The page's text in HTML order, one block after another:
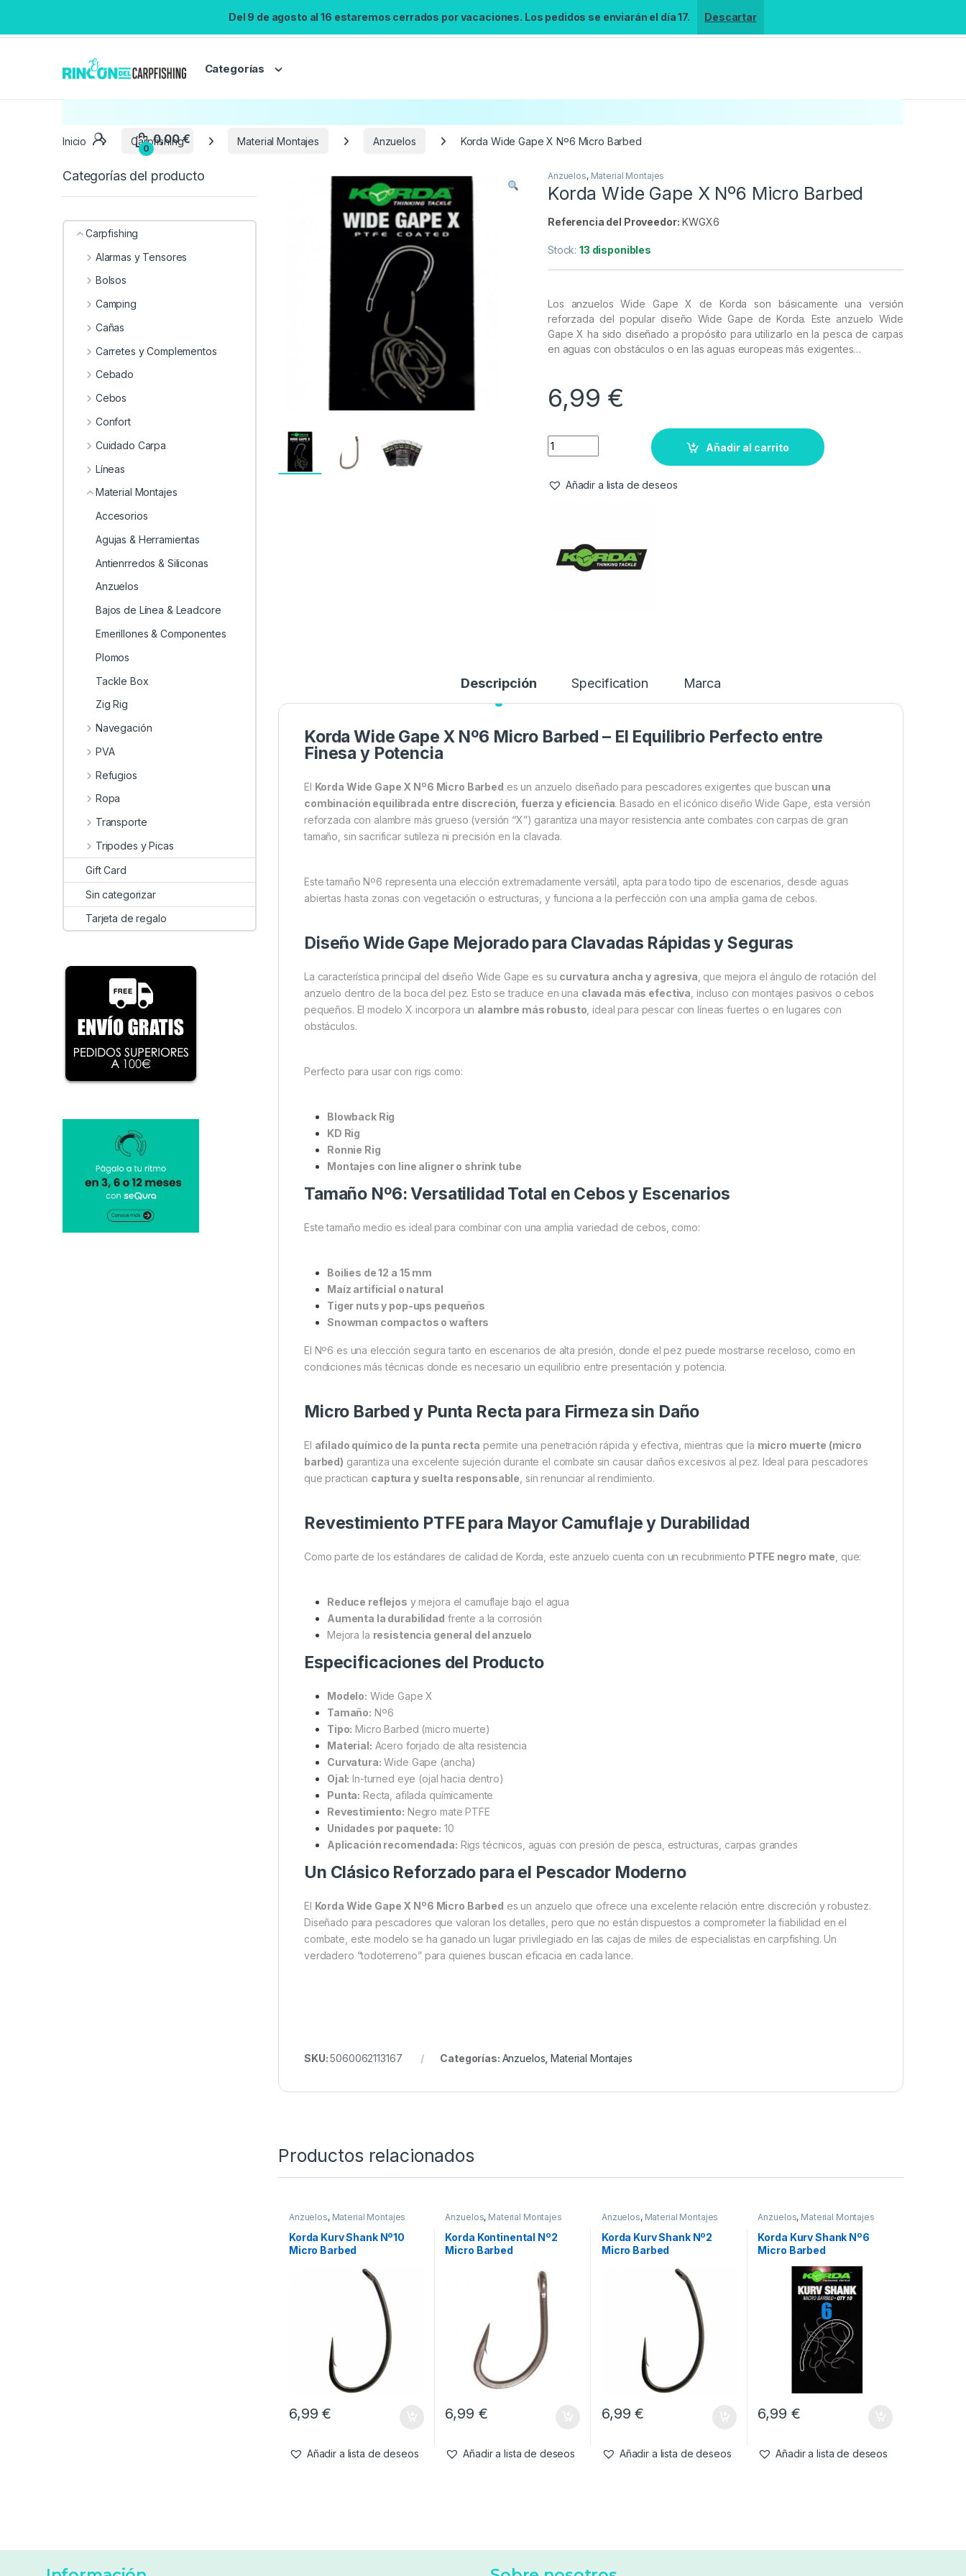
Del 9 de agosto al 16 estaremos cerrados por vacaciones. Los pedidos se enviarán el día 17. Descartar
Categorías
Búsqueda no disponible
No se pudo cargar el widget de búsqueda.
Inténtalo de nuevo.
Inicio Carpfishing Material Montajes Anzuelos Korda Wide Gape X Nº6 Micro Barbed
Anzuelos, Material Montajes
Korda Wide Gape X Nº6 Micro Barbed
Referencia del Proveedor: KWGX6
Stock:13 disponibles
Los anzuelos Wide Gape X de Korda son básicamente una versión
reforzada del popular diseño Wide Gape de Korda. Este anzuelo Wide
Gape X ha sido diseñado a propósito para utilizarlo en la pesca de carpas
en aguas con obstáculos o en las aguas europeas más exigentes…
6,99 €
Añadir al carrito
Añadir a lista de deseos
Descripción Specification Marca
Korda Wide Gape X Nº6 Micro Barbed – El Equilibrio Perfecto entre
Finesa y Potencia
El Korda Wide Gape X Nº6 Micro Barbed es un anzuelo diseñado para pescadores exigentes que buscan una
combinación equilibrada entre discreción, fuerza y eficiencia. Basado en el icónico diseño Wide Gape, esta versión
reforzada con alambre más grueso (versión “X”) garantiza una mayor resistencia ante combates con carpas de gran
tamaño, sin sacrificar sutileza ni precisión en la clavada.
Este tamaño Nº6 representa una elección extremadamente versátil, apta para todo tipo de escenarios, desde aguas
abiertas hasta zonas con vegetación o estructuras, y funciona a la perfección con una amplia gama de cebos.
Diseño Wide Gape Mejorado para Clavadas Rápidas y Seguras
La característica principal del diseño Wide Gape es su curvatura ancha y agresiva , que mejora el ángulo de rotación del
anzuelo dentro de la boca del pez. Esto se traduce en una clavada más efectiva , incluso con montajes pasivos o cebos
pequeños. El modelo X incorpora un alambre más robusto , ideal para pescar con líneas fuertes o en lugares con
obstáculos.
Perfecto para usar con rigs como:
Blowback Rig
KD Rig
Ronnie Rig
Montajes con line aligner o shrink tube
Tamaño Nº6: Versatilidad Total en Cebos y Escenarios
Este tamaño medio es ideal para combinar con una amplia variedad de cebos, como:
Boilies de 12 a 15 mm
Maíz artificial o natural
Tiger nuts y pop-ups pequeños
Snowman compactos o wafters
El Nº6 es una elección segura tanto en escenarios de alta presión, donde el pez puede mostrarse receloso, como en
condiciones más técnicas donde es necesario un equilibrio entre presentación y potencia.
Micro Barbed y Punta Recta para Firmeza sin Daño
El afilado químico de la punta recta permite una penetración rápida y efectiva, mientras que la micro muerte (micro
barbed) garantiza una excelente sujeción durante el combate sin causar daños excesivos al pez. Ideal para pescadores
que practican captura y suelta responsable , sin renunciar al rendimiento.
Revestimiento PTFE para Mayor Camuflaje y Durabilidad
Como parte de los estándares de calidad de Korda, este anzuelo cuenta con un recubrimiento PTFE negro mate , que:
Reduce reflejos y mejora el camuflaje bajo el agua
Aumenta la durabilidad frente a la corrosión
Mejora la resistencia general del anzuelo
Especificaciones del Producto
Modelo: Wide Gape X
Tamaño: Nº6
Tipo: Micro Barbed (micro muerte)
Material: Acero forjado de alta resistencia
Curvatura: Wide Gape (ancha)
Ojal: In-turned eye (ojal hacia dentro)
Punta: Recta, afilada químicamente
Revestimiento: Negro mate PTFE
Unidades por paquete: 10
Aplicación recomendada: Rigs técnicos, aguas con presión de pesca, estructuras, carpas grandes
Un Clásico Reforzado para el Pescador Moderno
El Korda Wide Gape X Nº6 Micro Barbed es un anzuelo que ofrece una excelente relación entre discreción y robustez.
Diseñado para pescadores que valoran los detalles, pero que no están dispuestos a comprometer la fiabilidad en el
combate, este modelo se ha ganado un lugar privilegiado en las cajas de miles de especialistas en carpfishing. Un
verdadero “todoterreno” para quienes buscan eficacia en cada lance.
SKU:5060062113167 Categorías: Anzuelos ,Material Montajes
Productos relacionados
Anzuelos, Material Montajes
Korda Kurv Shank Nº10
Micro Barbed
6,99€
Añadir a lista de deseos
Anzuelos, Material Montajes
Korda Kontinental Nº2
Micro Barbed
6,99 €
Añadir a lista de deseos
Anzuelos, Material Montajes
Korda Kurv Shank Nº2
Micro Barbed
6,99€
Añadir a lista de deseos
Anzuelos, Material Montajes
Korda Kurv Shank Nº6
Micro Barbed
6,99 €
Añadir a lista de deseos
Categorías del producto
Carpfishing
Alarmas y Tensores
Bolsos
Camping
Cañas
Carretes y Complementos
Cebado
Cebos
Confort
Cuidado Carpa
Líneas
Material Montajes
Accesorios
Agujas & Herramientas
Antienrredos & Siliconas
Anzuelos
Bajos de Línea & Leadcore
Emerillones & Componentes
Plomos
Tackle Box
Zig Rig
Navegación
PVA
Refugios
Ropa
Transporte
Tripodes y Picas
Gift Card
Sin categorizar
Tarjeta de regalo